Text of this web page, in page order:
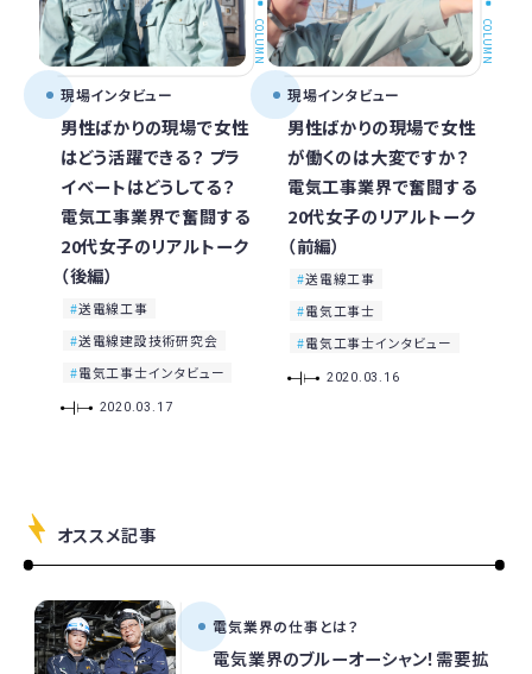
COLUMN
現場インタビュー
男性ばかりの現場で女性
はどう活躍できる？ プラ
イベートはどうしてる？
電気工事業界で奮闘する
20代女子のリアルトーク
（後編）
送電線工事
送電線建設技術研究会
電気工事士インタビュー
2020.03.17
COLUMN
現場インタビュー
男性ばかりの現場で女性
が働くのは大変ですか？
電気工事業界で奮闘する
20代女子のリアルトーク
（前編）
送電線工事
電気工事士
電気工事士インタビュー
2020.03.16
オススメ記事
電気業界の仕事とは？
電気業界のブルーオーシャン！需要拡